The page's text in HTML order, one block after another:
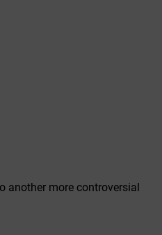
another more controversial